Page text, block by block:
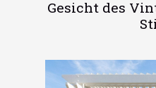
Gesicht des